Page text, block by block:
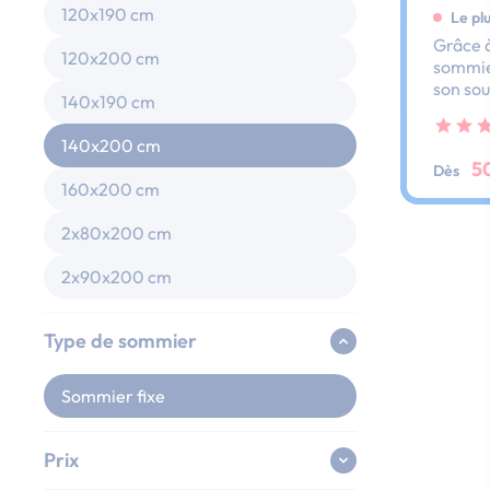
120x190 cm
120x200 cm
140x190 cm
140x200 cm
160x200 cm
2x80x200 cm
2x90x200 cm
Type de sommier
Sommier fixe
Prix
Le
Grâce
son
dos
ses
au
Dès